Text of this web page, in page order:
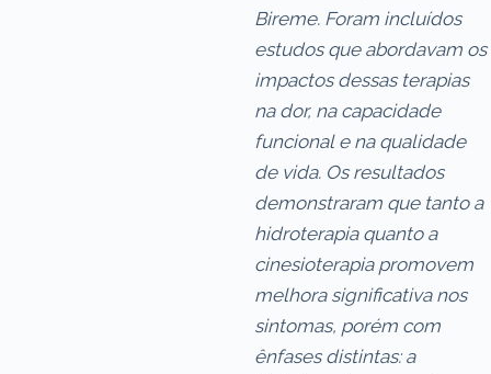
Bireme. Foram incluídos
estudos que abordavam os
impactos dessas terapias
na dor, na capacidade
funcional e na qualidade
de vida. Os resultados
demonstraram que tanto a
hidroterapia quanto a
cinesioterapia promovem
melhora significativa nos
sintomas, porém com
ênfases distintas: a